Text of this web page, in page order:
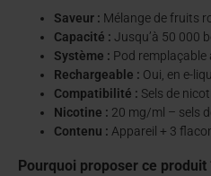
Saveur : Mélange de fruits
Capacité : Jusqu’à 50 000
Système : Pod remplaçable
Rechargeable : Oui, en e-
Compatibilité : Sels de
Nicotine : 20 mg/ml – sels
Contenu : Appareil + 3
Pourquoi proposer ce produit